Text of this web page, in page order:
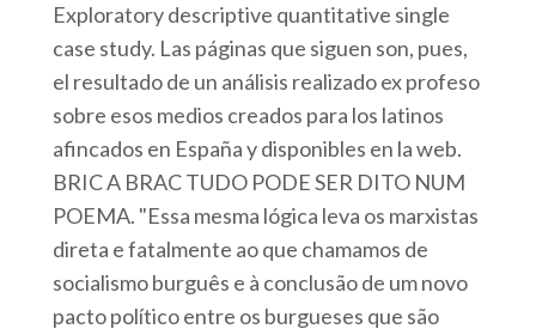
Exploratory descriptive quantitative single
case study. Las páginas que siguen son, pues,
el resultado de un análisis realizado ex profeso
sobre esos medios creados para los latinos
afincados en España y disponibles en la web.
BRIC A BRAC TUDO PODE SER DITO NUM
POEMA. "Essa mesma lógica leva os marxistas
direta e fatalmente ao que chamamos de
socialismo burguês e à conclusão de um novo
pacto político entre os burgueses que são